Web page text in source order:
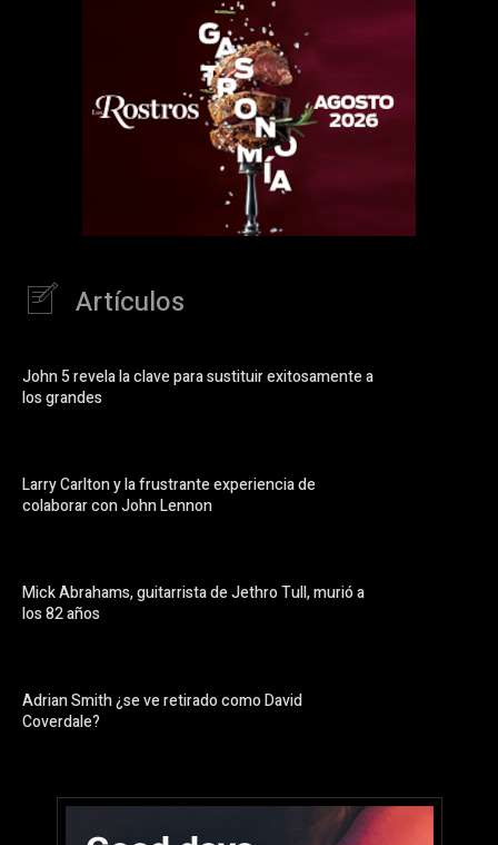
Artículos
John 5 revela la clave para sustituir exitosamente a
los grandes
Larry Carlton y la frustrante experiencia de
colaborar con John Lennon
Mick Abrahams, guitarrista de Jethro Tull, murió a
los 82 años
Adrian Smith ¿se ve retirado como David
Coverdale?